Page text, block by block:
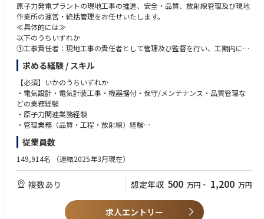
原子力発電プラントの現地工事の推進、安全・品質、放射線管理及び現地
作業所の運営・統括管理をお任せいたします。
≪具体的には≫
以下のうちいずれか
①工事責任者：現地工事の責任者として管理及び監督を行い、工期内に工
事を完了させる。
②品質管理責任者：現地工事・点検に関する品質管理職務の遂行（QA/QC
計画、実施及び確認等）
③放射線管理責任者：現地工事・点検に関する放射線障害の防止及び放射
線管理職務の遂行
・上記③部署共通：各職務の顧客窓口対応、トラブルの初期対応等
者・品質管理責任者・放射線管理責任者のうちいずれか）として業務を担
当いただきます。入社直後は、現地作業所にて、原子力発電所でのスタッ
フ業務を習得頂き、その後、責任者として担当頂く予定です。
求める経験 / スキル
【必須】いかのうちいずれか
・電気設計・電気計装工事・機器据付・保守/メンテナンス・品質管理な
どの業務経験
・原子力関連業務経験
・管理業務（品質・工程・放射線）経験
【歓迎】
・発電、化学プラントで現場の管理監督、統括業務経験
・1級/2級電気工事施工管理技士の資格を保有の方
従業員数
149,914名 （連結2025年3月現在）
複数あり 想定年収 500 万円 ~ 1,200 万円
求人エントリー